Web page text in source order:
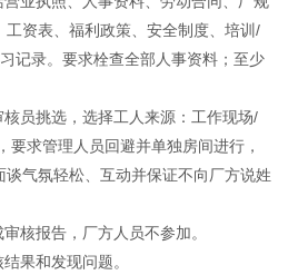
资表、福利政策、安全制度、培训/
记录。要求栓查全部人事资料；至少
挑选，选择工人来源：工作现场/
要求管理人员回避并单独房间进行，
气氛轻松、互动并保证不向厂方说姓
报告，厂方人员不参加。
和发现问题。